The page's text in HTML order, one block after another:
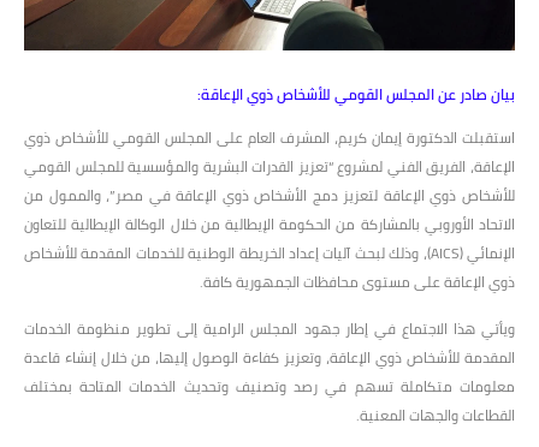
بيان صادر عن المجلس القومي للأشخاص ذوي الإعاقة:
استقبلت الدكتورة إيمان كريم، المشرف العام على المجلس القومي للأشخاص ذوي
الإعاقة، الفريق الفني لمشروع “تعزيز القدرات البشرية والمؤسسية للمجلس القومي
للأشخاص ذوي الإعاقة لتعزيز دمج الأشخاص ذوي الإعاقة في مصر”، والممول من
الاتحاد الأوروبي بالمشاركة من الحكومة الإيطالية من خلال الوكالة الإيطالية للتعاون
الإنمائي (AICS)، وذلك لبحث آليات إعداد الخريطة الوطنية للخدمات المقدمة للأشخاص
ذوي الإعاقة على مستوى محافظات الجمهورية كافة.
ويأتي هذا الاجتماع في إطار جهود المجلس الرامية إلى تطوير منظومة الخدمات
المقدمة للأشخاص ذوي الإعاقة، وتعزيز كفاءة الوصول إليها، من خلال إنشاء قاعدة
معلومات متكاملة تسهم في رصد وتصنيف وتحديث الخدمات المتاحة بمختلف
القطاعات والجهات المعنية.